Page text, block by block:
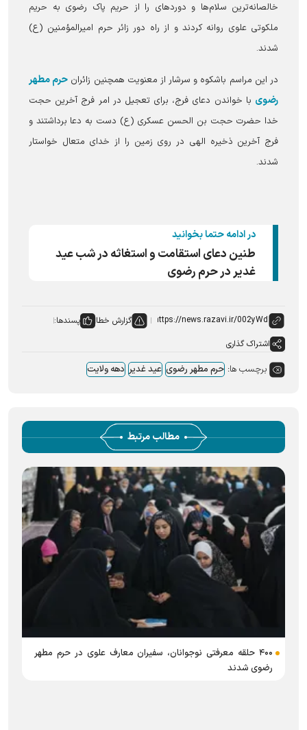
خالصانه‌ترین سلام‌ها و دورد‌های را از حریم پاک رضوی به حریم
ملکوتی علوی روانه کردند و از راه دور زائر حرم امیرالمؤمنین (ع)
شدند.
در این مراسم باشکوه و سرشار از معنویت همچنین زائران حرم مطهر
رضوی با خواندن دعای فرج، برای تعجیل در امر فرج آخرین حجت
خدا حضرت حجت بن الحسن عسکری (ع) دست به دعا برداشتند و
فرج آخرین ذخیره الهی در روی زمین را از خدای متعال خواستار
شدند.
در ادامه حتما بخوانید
طنین دعای استقامت و استغاثه در شب عید
غدیر در حرم رضوی
گزارش خطا
پسندها:
اشتراک گذاری
برچسب ها: حرم مطهر رضوی عید غدیر دهه ولایت
مطالب مرتبط
۴۰۰ حلقه معرفتی نوجوانان، سفیران معارف علوی در حرم مطهر
رضوی شدند